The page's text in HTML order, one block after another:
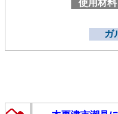
使用材料
ガ